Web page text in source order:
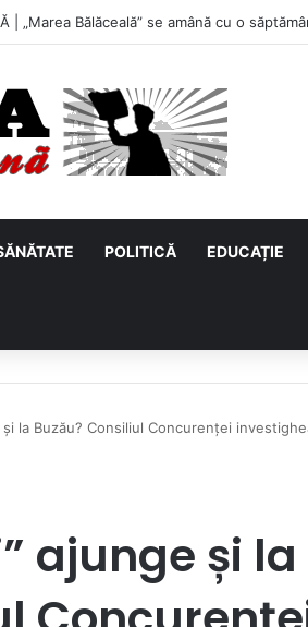
primul meci acasă în noul sezon de Liga
POLITICĂ EDUCAȚIE
și la Buzău? Consiliul Concurenței
ajunge și la